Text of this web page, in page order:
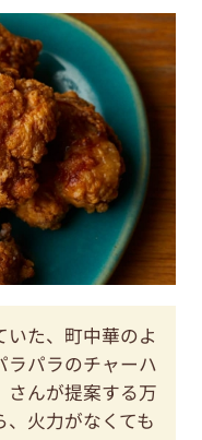
た、町中華のよ
ラパラのチャーハ
んが提案する万
火力がなくても